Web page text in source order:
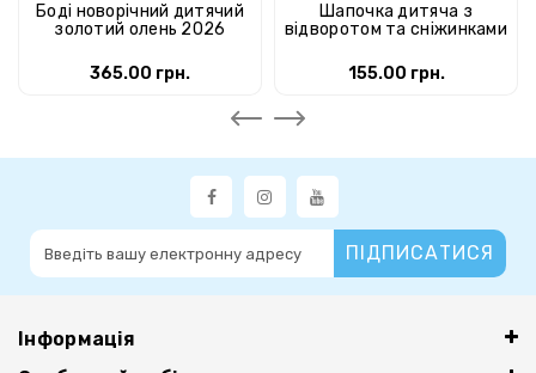
Боді новорічний дитячий
золотий олень 2026
365.00 грн.
Шапочка дитяча з
відворотом та сніжинками
155.00 грн.
ПІДПИСАТИСЯ
Інформація